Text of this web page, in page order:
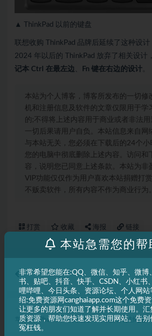
▲ ThinkPad 以前的键盘
联想收购 ThinkPad 品牌后延续了这种设计
2024 年以后的 ThinkPad 放弃了相关设计，
记本 Ctrl 在最左边 、 Fn 键在右边的设计
本站为个人博客，博客所发布的一切修
机和注册信息及软件的文章仅限用于学
的;不得将上述内容用于商业或者非法用
一切后果请用户自负。本站信息来自网
与本站无关，您必须在下载后的24个小
您的电脑中彻底删除上述内容。访问和
容，说明您已同意上述条款。本站为非
VIP功能仅仅作为用户喜欢本站捐赠打
不贩卖软件，所有内容不作为商业行为。
打赏 收藏 海报 链接
下一篇
苹果为 iPhone 17 系列推 479 元斜挎挂绳后
Pixel 10 系列手机推腕带挂绳
本站急需您的帮
非常希望您能在:QQ、微信、知乎、微博
书、贴吧、抖音、快手、CSDN、小红书
哩哔哩、今日头条、资源论坛、个人网站
绍:免费资源网canghaiapp.com这个免费
让更多的朋友们知道了解并长期使用。
质资源，帮助您快速发现实用网站。告
冤枉钱。